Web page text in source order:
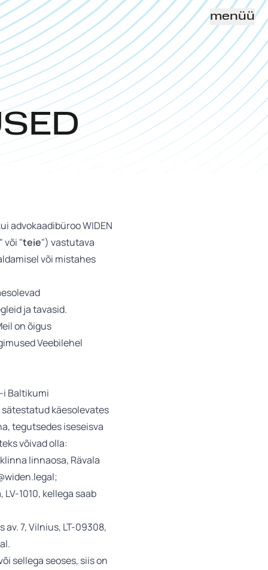
menüü
advokaadibüroo WIDEN
" või "teie") vastutava
või mistahes
ja tavasid.
on õigus
Veebilehel
i Baltikumi
käesolevates
tegutsedes iseseisva
võivad olla:
linnaosa, Rävala
1010, kellega saab
7, Vilnius, LT-09308,
sellega seoses, siis on